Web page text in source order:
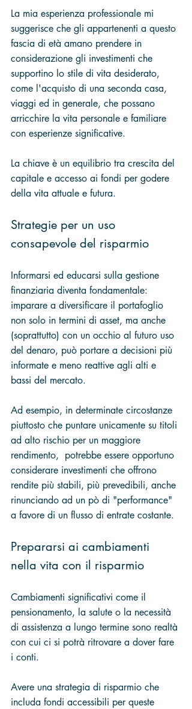
La mia esperienza professionale mi
suggerisce che gli appartenenti a questo
fascia di età amano prendere in
considerazione gli investimenti che
supportino lo stile di vita desiderato,
come l'acquisto di una seconda casa,
viaggi ed in generale, che possano
arricchire la vita personale e familiare
con esperienze significative.
La chiave è un equilibrio tra crescita del
capitale e accesso ai fondi per godere
della vita attuale e futura.
Strategie per un uso
consapevole del risparmio
Informarsi ed educarsi sulla gestione
finanziaria diventa fondamentale:
imparare a diversificare il portafoglio
non solo in termini di asset, ma anche
(soprattutto) con un occhio al futuro uso
del denaro, può portare a decisioni più
informate e meno reattive agli alti e
bassi del mercato.
Ad esempio, in determinate circostanze
piuttosto che puntare unicamente su titoli
ad alto rischio per un maggiore
rendimento,  potrebbe essere opportuno
considerare investimenti che offrono
rendite più stabili, più prevedibili, anche
rinunciando ad un pò di "performance"
a favore di un flusso di entrate costante.
Prepararsi ai cambiamenti
nella vita con il risparmio
Cambiamenti significativi come il
pensionamento, la salute o la necessità
di assistenza a lungo termine sono realtà
con cui ci si potrà ritrovare a dover fare
i conti.
Avere una strategia di risparmio che
includa fondi accessibili per queste